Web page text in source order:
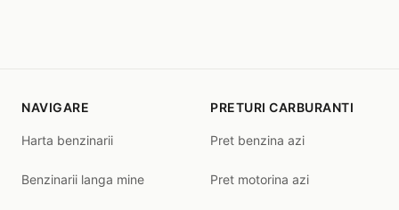
NAVIGARE
Harta benzinarii
Benzinarii langa mine
PRETURI CARBURANTI
Pret benzina azi
Pret motorina azi